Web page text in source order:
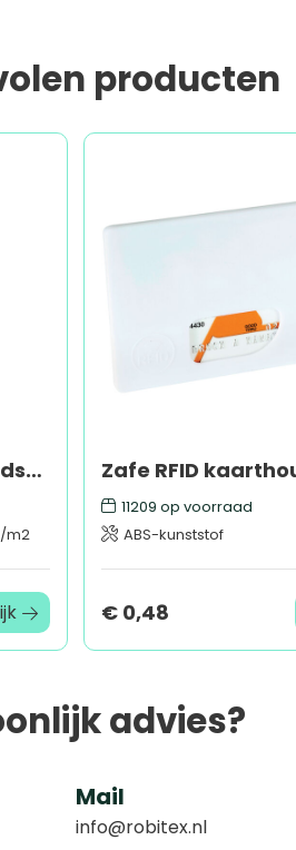
producten
Liberty non woven boodschappentas 29L
m2
Zafe RFID
11209 op voorraad
ABS-kunststof
€ 0,48
advies?
Mail
info@robitex.nl